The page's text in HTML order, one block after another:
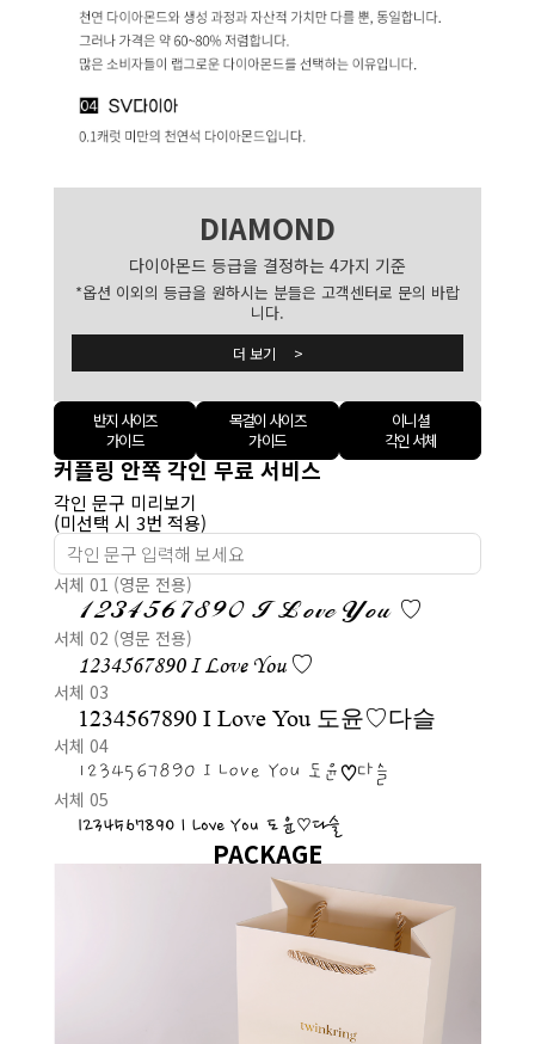
DIAMOND
다이아몬드 등급을 결정하는 4가지 기준
*옵션 이외의 등급을 원하시는 분들은 고객센터로 문의 바랍
니다.
더 보기 >
반지 사이즈
가이드
목걸이 사이즈
가이드
이니셜
각인 서체
커플링 안쪽 각인 무료 서비스
각인 문구 미리보기
(미선택 시 3번 적용)
서체 01 (영문 전용)
1234567890 I Love You ♡
서체 02 (영문 전용)
1234567890 I Love You ♡
서체 03
1234567890 I Love You 도윤♡다슬
서체 04
1234567890 I Love You 도윤♡다슬
서체 05
1234567890 I Love You 도윤♡다슬
PACKAGE